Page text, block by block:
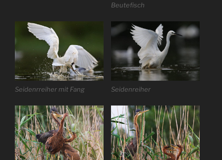
Beutefisch
Seidenrreiher mit Fang Seidenreiher